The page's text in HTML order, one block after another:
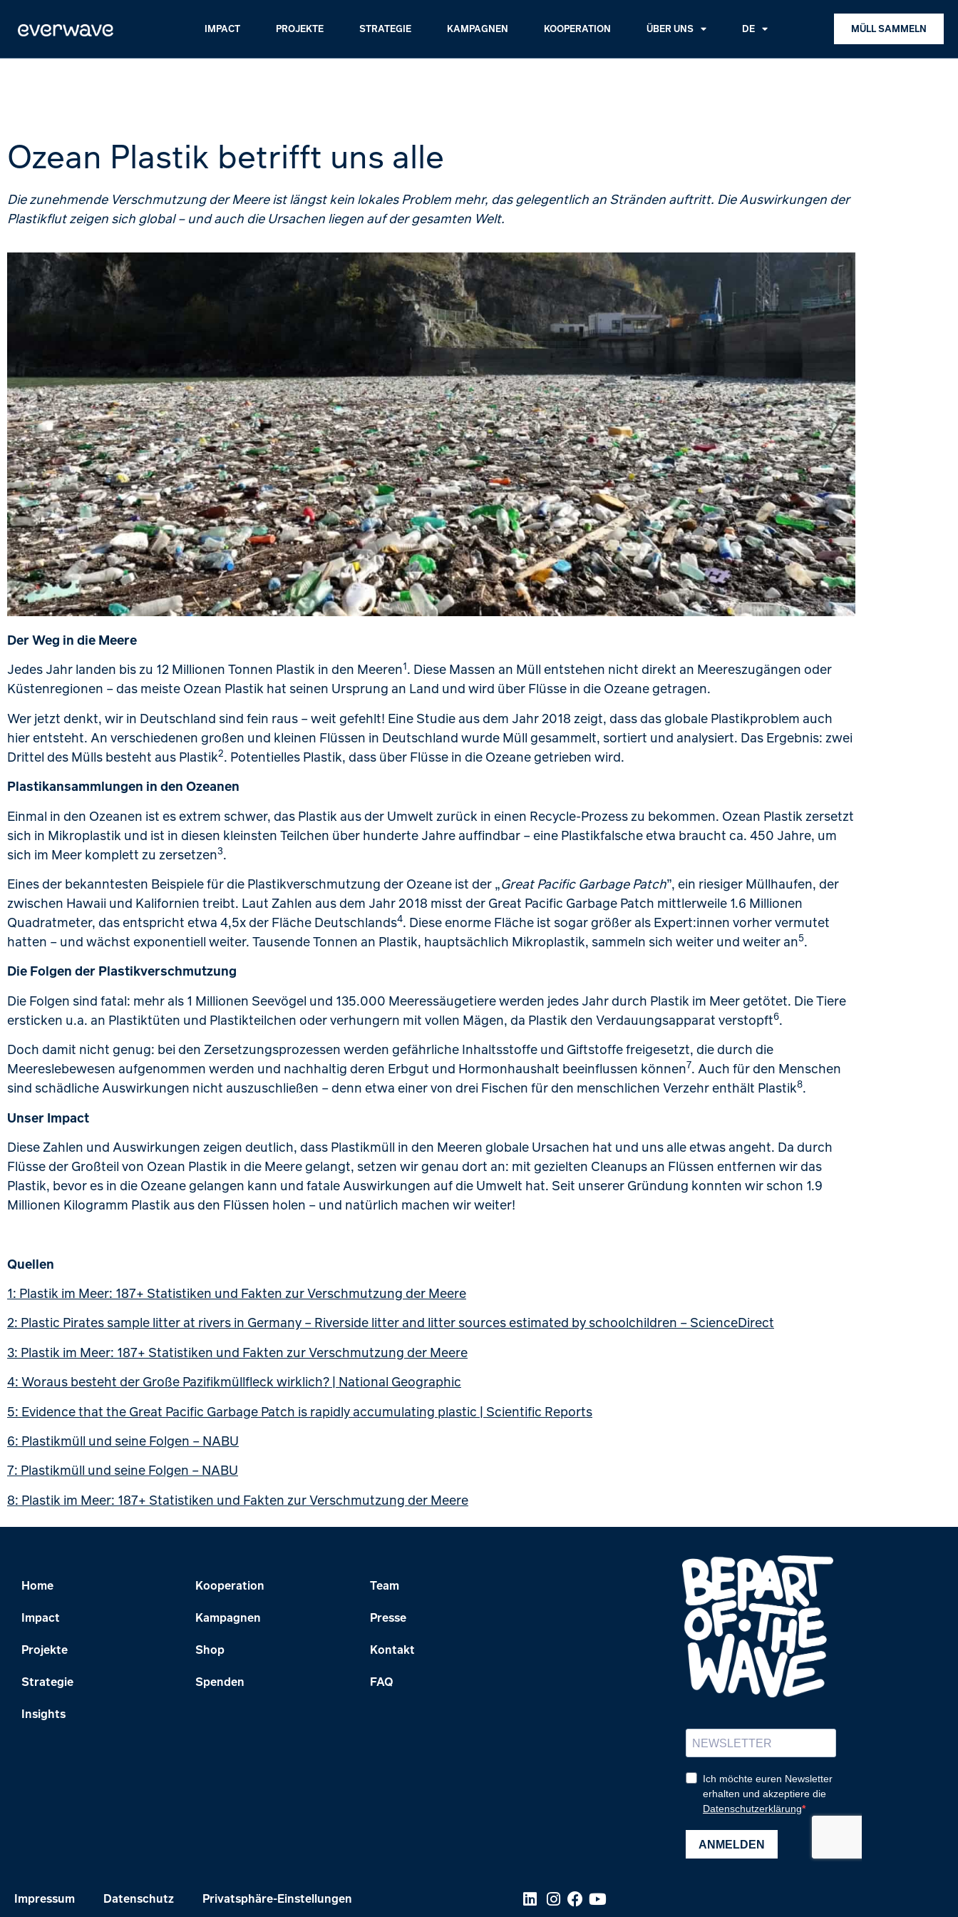
IMPACT PROJEKTE STRATEGIE KAMPAGNEN KOOPERATION ÜBER UNS DE MÜLL SAMMELN
Ozean Plastik betrifft uns alle
Die zunehmende Verschmutzung der Meere ist längst kein lokales Problem mehr, das gelegentlich an Stränden auftritt. Die Auswirkungen der
Plastikflut zeigen sich global – und auch die Ursachen liegen auf der gesamten Welt.
Der Weg in die Meere
Jedes Jahr landen bis zu 12 Millionen Tonnen Plastik in den Meeren1. Diese Massen an Müll entstehen nicht direkt an Meereszugängen oder
Küstenregionen – das meiste Ozean Plastik hat seinen Ursprung an Land und wird über Flüsse in die Ozeane getragen.
Wer jetzt denkt, wir in Deutschland sind fein raus – weit gefehlt! Eine Studie aus dem Jahr 2018 zeigt, dass das globale Plastikproblem auch
hier entsteht. An verschiedenen großen und kleinen Flüssen in Deutschland wurde Müll gesammelt, sortiert und analysiert. Das Ergebnis: zwei
Drittel des Mülls besteht aus Plastik2. Potentielles Plastik, dass über Flüsse in die Ozeane getrieben wird.
Plastikansammlungen in den Ozeanen
Einmal in den Ozeanen ist es extrem schwer, das Plastik aus der Umwelt zurück in einen Recycle-Prozess zu bekommen. Ozean Plastik zersetzt
sich in Mikroplastik und ist in diesen kleinsten Teilchen über hunderte Jahre auffindbar – eine Plastikfalsche etwa braucht ca. 450 Jahre, um
sich im Meer komplett zu zersetzen3.
Eines der bekanntesten Beispiele für die Plastikverschmutzung der Ozeane ist der „Great Pacific Garbage Patch”, ein riesiger Müllhaufen, der
zwischen Hawaii und Kalifornien treibt. Laut Zahlen aus dem Jahr 2018 misst der Great Pacific Garbage Patch mittlerweile 1.6 Millionen
Quadratmeter, das entspricht etwa 4,5x der Fläche Deutschlands4. Diese enorme Fläche ist sogar größer als Expert:innen vorher vermutet
hatten – und wächst exponentiell weiter. Tausende Tonnen an Plastik, hauptsächlich Mikroplastik, sammeln sich weiter und weiter an5.
Die Folgen der Plastikverschmutzung
Die Folgen sind fatal: mehr als 1 Millionen Seevögel und 135.000 Meeressäugetiere werden jedes Jahr durch Plastik im Meer getötet. Die Tiere
ersticken u.a. an Plastiktüten und Plastikteilchen oder verhungern mit vollen Mägen, da Plastik den Verdauungsapparat verstopft6.
Doch damit nicht genug: bei den Zersetzungsprozessen werden gefährliche Inhaltsstoffe und Giftstoffe freigesetzt, die durch die
Meereslebewesen aufgenommen werden und nachhaltig deren Erbgut und Hormonhaushalt beeinflussen können7. Auch für den Menschen
sind schädliche Auswirkungen nicht auszuschließen – denn etwa einer von drei Fischen für den menschlichen Verzehr enthält Plastik8.
Unser Impact
Diese Zahlen und Auswirkungen zeigen deutlich, dass Plastikmüll in den Meeren globale Ursachen hat und uns alle etwas angeht. Da durch
Flüsse der Großteil von Ozean Plastik in die Meere gelangt, setzen wir genau dort an: mit gezielten Cleanups an Flüssen entfernen wir das
Plastik, bevor es in die Ozeane gelangen kann und fatale Auswirkungen auf die Umwelt hat. Seit unserer Gründung konnten wir schon 1.9
Millionen Kilogramm Plastik aus den Flüssen holen – und natürlich machen wir weiter!
Quellen
1: Plastik im Meer: 187+ Statistiken und Fakten zur Verschmutzung der Meere
2: Plastic Pirates sample litter at rivers in Germany – Riverside litter and litter sources estimated by schoolchildren – ScienceDirect
3: Plastik im Meer: 187+ Statistiken und Fakten zur Verschmutzung der Meere
4: Woraus besteht der Große Pazifikmüllfleck wirklich? | National Geographic
5: Evidence that the Great Pacific Garbage Patch is rapidly accumulating plastic | Scientific Reports
6: Plastikmüll und seine Folgen – NABU
7: Plastikmüll und seine Folgen – NABU
8: Plastik im Meer: 187+ Statistiken und Fakten zur Verschmutzung der Meere
Home
Impact
Projekte
Strategie
Insights
Kooperation
Kampagnen
Shop
Spenden
Team
Presse
Kontakt
FAQ
Impressum Datenschutz Privatsphäre-Einstellungen